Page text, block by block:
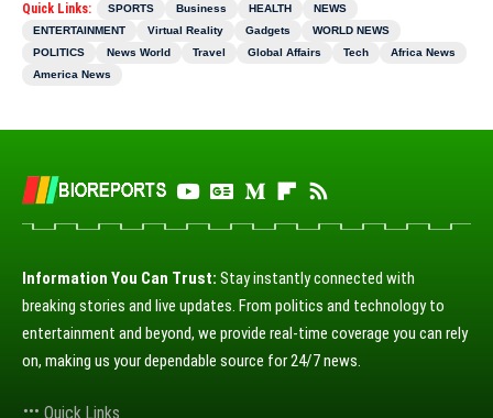
Quick Links: SPORTS Business HEALTH
NEWS
ENTERTAINMENT
Virtual Reality Gadgets
WORLD NEWS
POLITICS
News World Travel Global Affairs Tech
Africa News
America News
Information You Can Trust: Stay instantly connected with
breaking stories and live updates. From politics and technology to
entertainment and beyond, we provide real-time coverage you can rely
on, making us your dependable source for 24/7 news.
Quick Links